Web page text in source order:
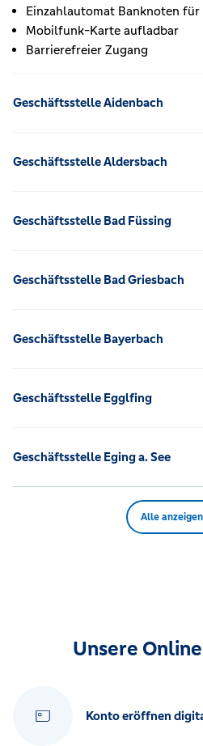
Einzahlautomat Banknoten für
Mobilfunk-Karte aufladbar
Barrierefreier Zugang
Geschäftsstelle Aidenbach
Geschäftsstelle Aldersbach
Geschäftsstelle Bad Füssing
Geschäftsstelle Bad Griesbach
Geschäftsstelle Bayerbach
Geschäftsstelle Egglfing
Geschäftsstelle Eging a. See
Alle
Unsere
Konto eröffnen